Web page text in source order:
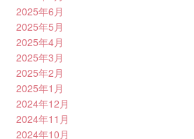
2025年6月
2025年5月
2025年4月
2025年3月
2025年2月
2025年1月
2024年12月
2024年11月
2024年10月